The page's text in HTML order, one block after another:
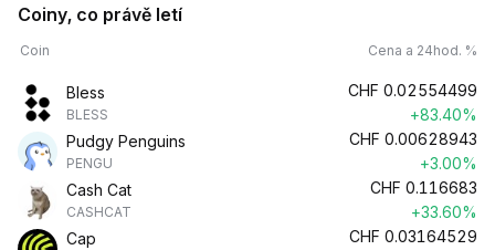
Coiny, co právě letí
Coin Cena a 24hod. %
Bless
BLESS
CHF 0.02554499
+83.40%
Pudgy Penguins
PENGU
CHF 0.00628943
+3.00%
Cash Cat
CASHCAT
CHF 0.116683
+33.60%
Cap
CHF 0.03164529